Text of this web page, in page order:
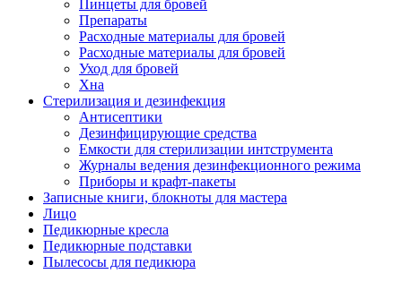
Пинцеты для бровей
Препараты
Расходные материалы для бровей
Расходные материалы для бровей
Уход для бровей
Хна
Стерилизация и дезинфекция
Антисептики
Дезинфицирующие средства
Емкости для стерилизации интструмента
Журналы ведения дезинфекционного режима
Приборы и крафт-пакеты
Записные книги, блокноты для мастера
Лицо
Педикюрные кресла
Педикюрные подставки
Пылесосы для педикюра